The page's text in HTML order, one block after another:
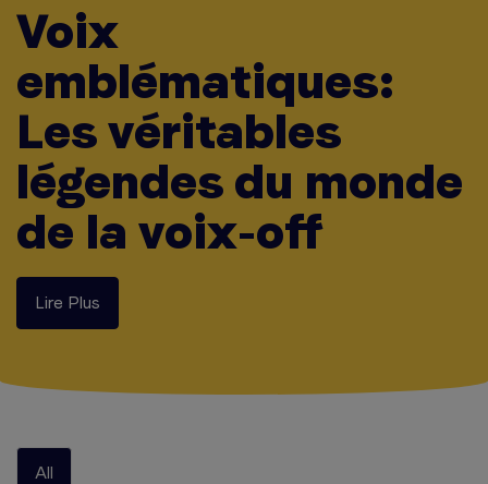
Voix
emblématiques:
Les véritables
légendes du monde
de la voix-off
Lire Plus
All